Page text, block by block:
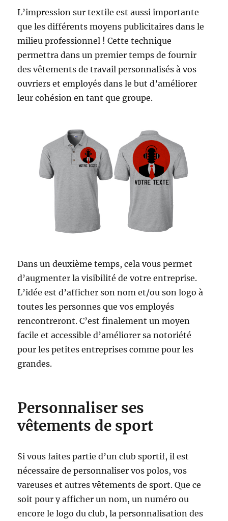
L’impression sur textile est aussi importante
que les différents moyens publicitaires dans le
milieu professionnel ! Cette technique
permettra dans un premier temps de fournir
des vêtements de travail personnalisés à vos
ouvriers et employés dans le but d’améliorer
leur cohésion en tant que groupe.
Dans un deuxième temps, cela vous permet
d’augmenter la visibilité de votre entreprise.
L’idée est d’afficher son nom et/ou son logo à
toutes les personnes que vos employés
rencontreront. C’est finalement un moyen
facile et accessible d’améliorer sa notoriété
pour les petites entreprises comme pour les
grandes.
Personnaliser ses
vêtements de sport
Si vous faites partie d’un club sportif, il est
nécessaire de personnaliser vos polos, vos
vareuses et autres vêtements de sport. Que ce
soit pour y afficher un nom, un numéro ou
encore le logo du club, la personnalisation des